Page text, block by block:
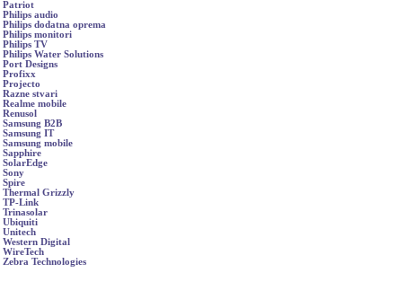
Patriot
Philips audio
Philips dodatna oprema
Philips monitori
Philips TV
Philips Water Solutions
Port Designs
Profixx
Projecto
Razne stvari
Realme mobile
Renusol
Samsung B2B
Samsung IT
Samsung mobile
Sapphire
SolarEdge
Sony
Spire
Thermal Grizzly
TP-Link
Trinasolar
Ubiquiti
Unitech
Western Digital
WireTech
Zebra Technologies